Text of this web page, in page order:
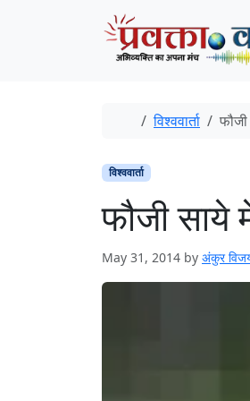
Home
विश्ववार्ता
विश्ववार्ता
फौजी साये
May 31, 2014 by अंकुर